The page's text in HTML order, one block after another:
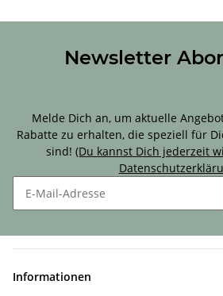
Newsletter
Melde Dich an, um aktuelle
Rabatte zu erhalten, die speziell für
sind! (Du kannst Dich jederzeit
Informationen